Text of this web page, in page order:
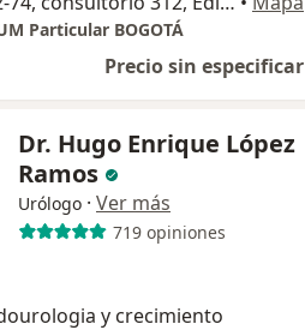
Particular BOGOTÁ
Precio sin especificar
Dr. Hugo Enrique López
Ramos
Urólogo · Ver más
719 opiniones
y crecimiento